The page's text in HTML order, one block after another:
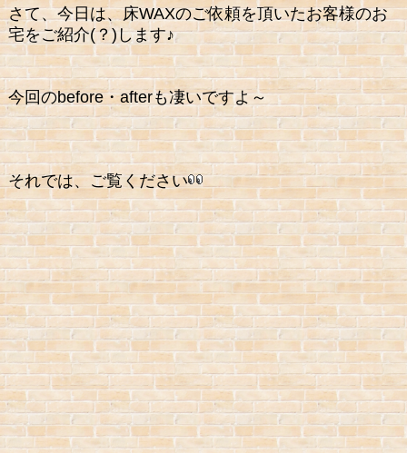
さて、今日は、床WAXのご依頼を頂いたお客様のお
宅をご紹介(？)します♪
今回のbefore・afterも凄いですよ～
それでは、ご覧ください